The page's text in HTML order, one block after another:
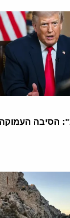
הסיבה העמוקה